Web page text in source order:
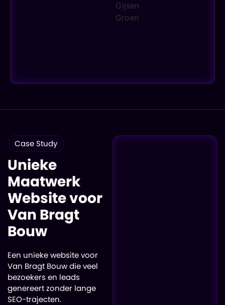
Case Study
Unieke
Maatwerk
Website voor
Van Bragt
Bouw
Een unieke website voor
Van Bragt Bouw die veel
bezoekers en leads
genereert zonder lange
SEO-trajecten.